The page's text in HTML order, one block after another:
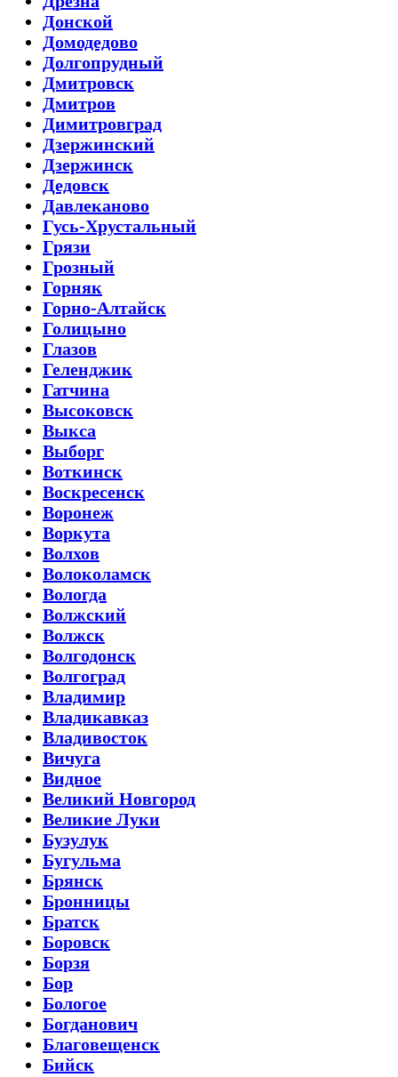
Донской
Домодедово
Долгопрудный
Дмитровск
Дмитров
Димитровград
Дзержинский
Дзержинск
Дедовск
Давлеканово
Гусь-Хрустальный
Грязи
Грозный
Горняк
Горно-Алтайск
Голицыно
Глазов
Геленджик
Гатчина
Высоковск
Выкса
Выборг
Воткинск
Воскресенск
Воронеж
Воркута
Волхов
Волоколамск
Вологда
Волжский
Волжск
Волгодонск
Волгоград
Владимир
Владикавказ
Владивосток
Вичуга
Видное
Великий Новгород
Великие Луки
Бузулук
Бугульма
Брянск
Бронницы
Братск
Боровск
Борзя
Бор
Бологое
Богданович
Благовещенск
Бийск